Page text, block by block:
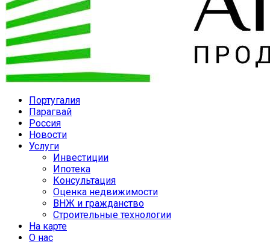
Португалия
Парагвай
Россия
Новости
Услуги
Инвестиции
Ипотека
Консультация
Оценка недвижимости
ВНЖ и гражданство
Строительные технологии
На карте
О нас